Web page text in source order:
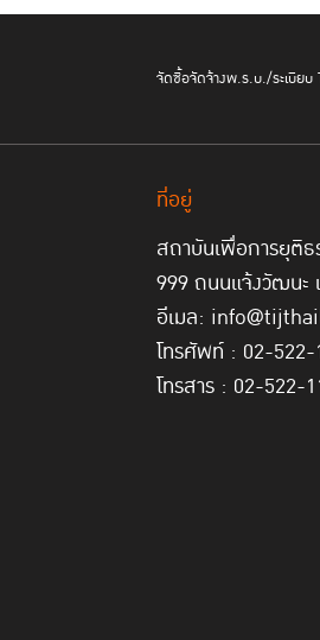
จัดซื้อจัดจ้างพ.ร.บ./ระเบียบ
ที่อยู่
สถาบันเพื่อการยุติธ
999 ถนนแจ้งวัฒนะ
อีเมล:
โทรศัพท์ : 02-522-
โทรสาร : 02-522-